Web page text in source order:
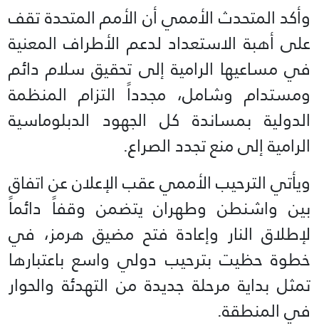
وأكد المتحدث الأممي أن الأمم المتحدة تقف
على أهبة الاستعداد لدعم الأطراف المعنية
في مساعيها الرامية إلى تحقيق سلام دائم
ومستدام وشامل، مجدداً التزام المنظمة
الدولية بمساندة كل الجهود الدبلوماسية
الرامية إلى منع تجدد الصراع.
ويأتي الترحيب الأممي عقب الإعلان عن اتفاق
بين واشنطن وطهران يتضمن وقفاً دائماً
لإطلاق النار وإعادة فتح مضيق هرمز، في
خطوة حظيت بترحيب دولي واسع باعتبارها
تمثل بداية مرحلة جديدة من التهدئة والحوار
في المنطقة.